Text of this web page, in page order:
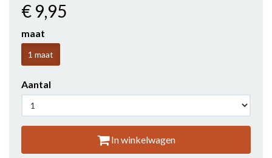
€ 9,95
maat
1 maat
Aantal
In winkelwagen